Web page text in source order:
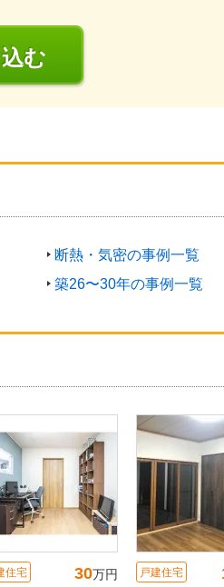
む
断熱・気密の事例一覧
築26〜30年の事例一覧
住宅 30万円 戸建住宅